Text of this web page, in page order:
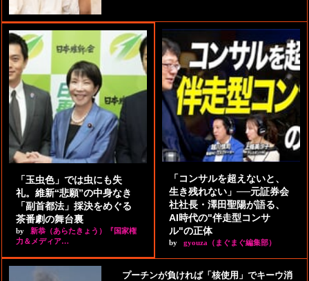
「玉虫色」では虫にも失
礼。維新“悲願”の中身なき
「副首都法」採決をめぐる
茶番劇の舞台裏
by
新恭（あらたきょう）『国家権
力＆メディア…
「コンサルを超えないと、
生き残れない」──元証券会
社社長・澤田聖陽が語る、
AI時代の"伴走型コンサ
ル"の正体
by gyouza（まぐまぐ編集部）
プーチンが負ければ「核使用」でキーウ消